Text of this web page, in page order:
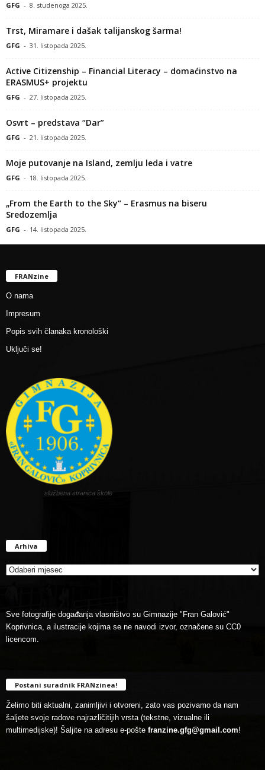
GFG - 8. studenoga 2025.
Trst, Miramare i dašak talijanskog šarma!
GFG - 31. listopada 2025.
Active Citizenship – Financial Literacy – domaćinstvo na
ERASMUS+ projektu
GFG - 27. listopada 2025.
Osvrt – predstava “Dar”
GFG - 21. listopada 2025.
Moje putovanje na Island, zemlju leda i vatre
GFG - 18. listopada 2025.
„From the Earth to the Sky“ – Erasmus na biseru
Sredozemlja
GFG - 14. listopada 2025.
FRANzine
O nama
Impresum
Popis svih članaka kronološki
Uključi se!
službena stranica škole
Arhiva
Sve fotografije događanja vlasništvo su Gimnazije "Fran Galović"
Koprivnica, a ilustracije kojima se ne navodi izvor, označene su CC0
licencom.
Postani suradnik FRANzinea!
Želimo biti aktualni, zanimljivi i otvoreni, zato vas pozivamo da nam
šaljete svoje radove najrazličitijih vrsta (tekstne, vizualne ili
multimedijske)! Šaljite na adresu e-pošte franzine.gfg@gmail.com!